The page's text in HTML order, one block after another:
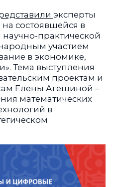
эксперты
состоявшейся в
практической
участием
в экономике,
Тема выступления
проектам и
Елены Агешиной –
математических
в